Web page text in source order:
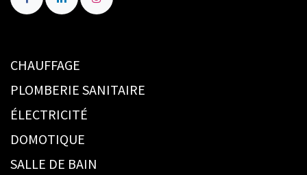
CHAUFFAGE
PLOMBERIE SANITAIRE
ÉLECTRICITÉ
DOMOTIQUE
SALLE DE BAIN